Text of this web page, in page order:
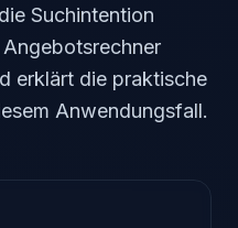
Suchintention
erklärt die praktische
Anwendungsfall.